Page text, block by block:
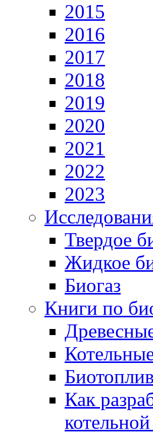
2015
2016
2017
2018
2019
2020
2021
2022
2023
Твердое
Жидкое
Биогаз
Книги по
Как